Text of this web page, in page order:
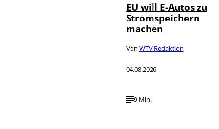
EU will E-Autos zu
Stromspeichern
machen
Von WTV Redaktion
04.08.2026
9 Min.